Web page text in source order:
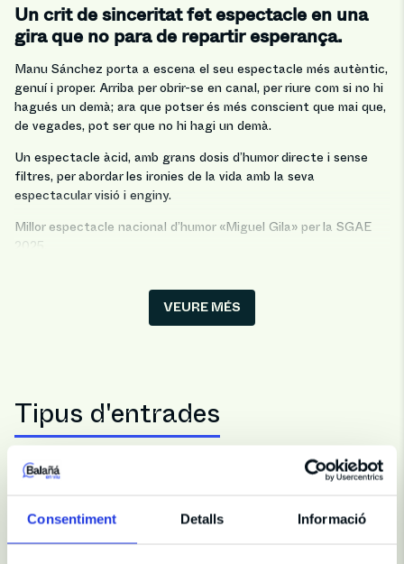
Consentiment Detalls Informació
Un crit de sinceritat fet espectacle en una
gira que no para de repartir esperança.
Manu Sánchez porta a escena el seu espectacle més autèntic,
genuí i proper. Arriba per obrir-se en canal, per riure com si no hi
hagués un demà; ara que potser és més conscient que mai que,
de vegades, pot ser que no hi hagi un demà.
Un espectacle àcid, amb grans dosis d’humor directe i sense
filtres, per abordar les ironies de la vida amb la seva
espectacular visió i enginy.
Millor espectacle nacional d’humor «Miguel Gila» per la SGAE
2025.
VEURE MÉS
Tipus d'entrades
Entrada Flexible
Pots afegir aquesta opció al final de la teva compra, per